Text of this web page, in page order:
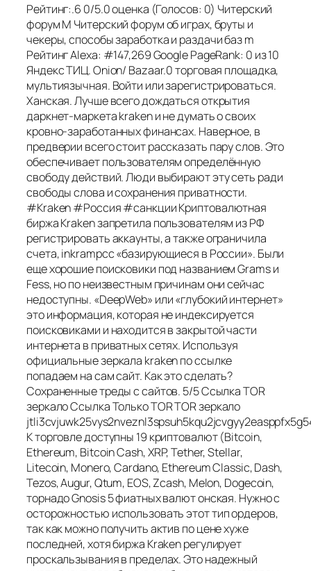
Рейтинг:.6 0/5.0 оценка (Голосов: 0) Читерский
форум M Читерский форум об играх, бруты и
чекеры, способы заработка и раздачи баз m
Рейтинг Alexa: #147,269 Google PageRank: 0 из 10
Яндекс ТИЦ. Onion/ Bazaar.0 торговая площадка,
мультиязычная. Войти или зарегистрироваться.
Ханская. Лучше всего дождаться открытия
даркнет-маркета kraken и не думать о своих
кровно-заработанных финансах. Наверное, в
предверии всего стоит рассказать пару слов. Это
обеспечивает пользователям определённую
свободу действий. Люди выбирают эту сеть ради
свободы слова и сохранения приватности.
#Kraken #Россия #санкции Криптовалютная
биржа Kraken запретила пользователям из РФ
регистрировать аккаунты, а также ограничила
счета, inkrampcc «базирующиеся в России». Были
еще хорошие поисковики под названием Grams и
Fess, но по неизвестным причинам они сейчас
недоступны. «DeepWeb» или «глубокий интернет»
это информация, которая не индексируется
поисковиками и находится в закрытой части
интернета в приватных сетях. Используя
официальные зеркала kraken по ссылке
попадаем на сам сайт. Как это сделать?
Сохраненные треды с сайтов. 5/5 Ссылка TOR
зеркало Ссылка Только TOR TOR зеркало
К торговле доступны 19 криптовалют (Bitcoin,
Ethereum, Bitcoin Cash, XRP, Tether, Stellar,
Litecoin, Monero, Cardano, Ethereum Classic, Dash,
Tezos, Augur, Qtum, EOS, Zcash, Melon, Dogecoin,
торнадо Gnosis 5 фиатных валют онская. Нужно с
осторожностью использовать этот тип ордеров,
так как можно получить актив по цене хуже
последней, хотя биржа Kraken регулирует
проскальзывания в пределах. Это надежный